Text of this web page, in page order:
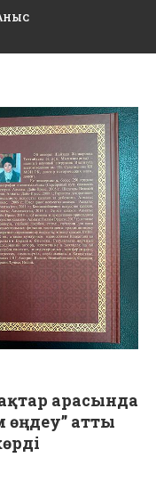
арасында
өңдеу” атты